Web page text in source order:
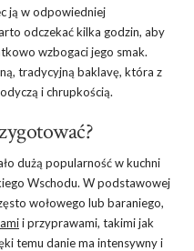
ją w odpowiedniej
odczekać kilka godzin, aby
wzbogaci jego smak.
tradycyjną baklavę, która z
i chrupkością.
dużą popularność w kuchni
Wschodu. W podstawowej
wołowego lub baraniego,
i przyprawami, takimi jak
temu danie ma intensywny i